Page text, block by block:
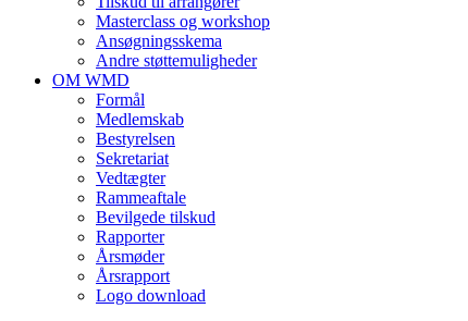
Masterclass og workshop
Ansøgningsskema
Andre støttemuligheder
OM WMD
Formål
Medlemskab
Bestyrelsen
Sekretariat
Vedtægter
Rammeaftale
Bevilgede tilskud
Rapporter
Årsmøder
Årsrapport
Logo download